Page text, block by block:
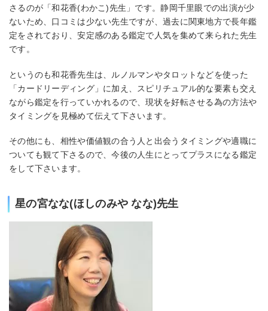
さるのが「和花香(わかこ)先生」です。静岡千里眼での出演が少
ないため、口コミは少ない先生ですが、過去に関東地方で長年鑑
定をされており、安定感のある鑑定で人気を集めて来られた先生
です。
というのも和花香先生は、ルノルマンやタロットなどを使った
「カードリーディング」に加え、スピリチュアル的な要素も交え
ながら鑑定を行っていかれるので、現状を好転させる為の方法や
タイミングを見極めて伝えて下さいます。
その他にも、相性や価値観の合う人と出会うタイミングや適職に
ついても観て下さるので、今後の人生にとってプラスになる鑑定
をして下さいます。
星の宮なな(ほしのみや なな)先生